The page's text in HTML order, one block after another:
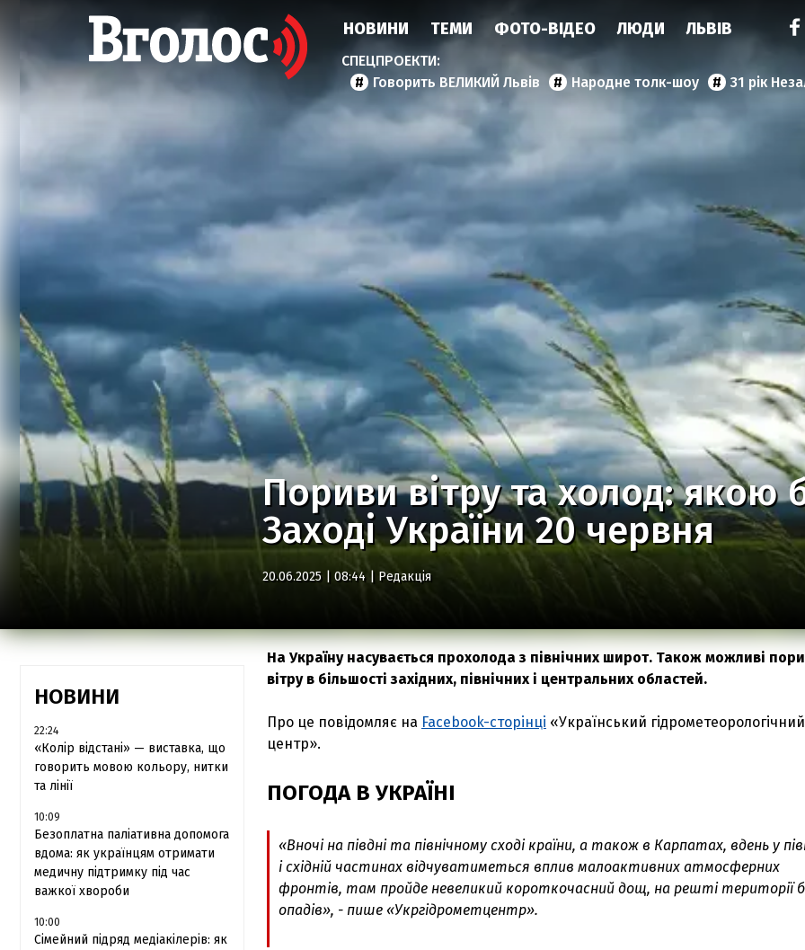
НОВИНИ ТЕМИ ФОТО-ВІДЕО ЛЮДИ ЛЬВІВ
Говорить ВЕЛИКИЙ Львів Народне толк-шоу 31 рік
Пориви вітру та холод: якою
Заході України 20 червня
20.06.2025 | 08:44 | Редакція
НОВИНИ
22:24
«Колір відстані» — виставка, що
говорить мовою кольору, нитки
та лінії
10:09
Безоплатна паліативна допомога
вдома: як українцям отримати
медичну підтримку під час
важкої хвороби
10:00
Сімейний підряд медіакілерів: як
На Україну насувається прохолода з північних широт. Також можливі
вітру в більшості західних, північних і центральних областей.
Про це повідомляє на Facebook-сторінці «Український гідрометеорологічний
центр».
ПОГОДА В УКРАЇНІ
«Вночі на півдні та північному сході країни, а також в Карпатах, вдень у
і східній частинах відчуватиметься вплив малоактивних атмосферних
фронтів, там пройде невеликий короткочасний дощ, на решті території
опадів», - пише «Укргідрометцентр».